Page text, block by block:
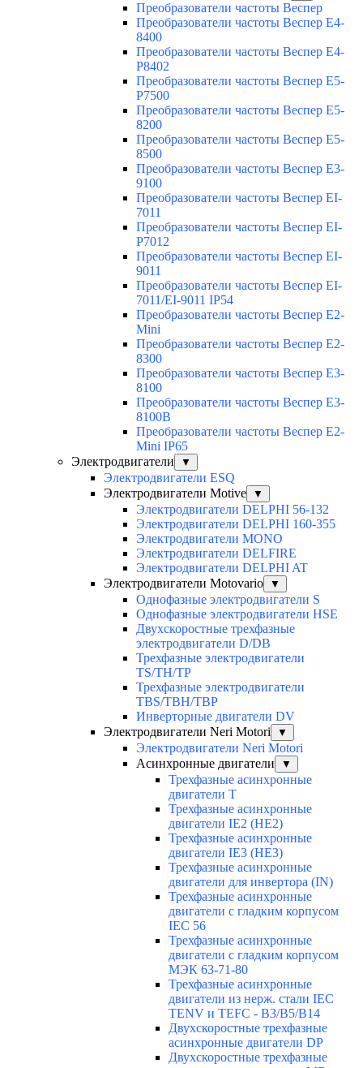
Преобразователи частоты Веспер
Преобразователи частоты Веспер E4-
8400
Преобразователи частоты Веспер E4-
P8402
Преобразователи частоты Веспер E5-
P7500
Преобразователи частоты Веспер E5-
8200
Преобразователи частоты Веспер E5-
8500
Преобразователи частоты Веспер E3-
9100
Преобразователи частоты Веспер EI-
7011
Преобразователи частоты Веспер EI-
P7012
Преобразователи частоты Веспер EI-
9011
Преобразователи частоты Веспер EI-
7011/EI-9011 IP54
Преобразователи частоты Веспер E2-
Mini
Преобразователи частоты Веспер E2-
8300
Преобразователи частоты Веспер E3-
8100
Преобразователи частоты Веспер E3-
8100B
Преобразователи частоты Веспер E2-
Mini IP65
Электродвигатели
▼
Электродвигатели ESQ
Электродвигатели Motive
▼
Электродвигатели DELPHI 56-132
Электродвигатели DELPHI 160-355
Электродвигатели MONO
Электродвигатели DELFIRE
Электродвигатели DELPHI AT
Электродвигатели Motovario
▼
Однофазные электродвигатели S
Однофазные электродвигатели HSE
Двухскоростные трехфазные
электродвигатели D/DB
Трехфазные электродвигатели
TS/TH/TP
Трехфазные электродвигатели
TBS/TBH/TBP
Инверторные двигатели DV
Электродвигатели Neri Motori
▼
Электродвигатели Neri Motori
Асинхронные двигатели
▼
Трехфазные асинхронные
двигатели Т
Трехфазные асинхронные
двигатели IE2 (HE2)
Трехфазные асинхронные
двигатели IE3 (HE3)
Трехфазные асинхронные
двигатели для инвертора (IN)
Трехфазные асинхронные
двигатели с гладким корпусом
IEC 56
Трехфазные асинхронные
двигатели с гладким корпусом
МЭК 63-71-80
Трехфазные асинхронные
двигатели из нерж. стали IEC
TENV и TEFC - B3/B5/B14
Двухскоростные трехфазные
асинхронные двигатели DP
Двухскоростные трехфазные